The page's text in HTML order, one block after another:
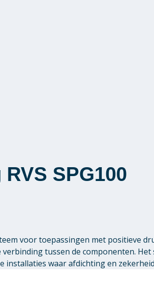
SPG100
voor toepassingen met positieve
tussen de componenten.
waar afdichting en